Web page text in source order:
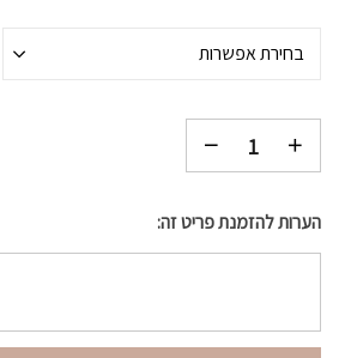
בחירת אפשרות
הערות להזמנת פריט זה: